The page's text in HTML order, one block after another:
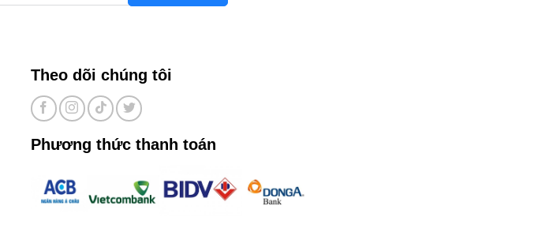
Theo dõi chúng tôi
Phương thức thanh toán